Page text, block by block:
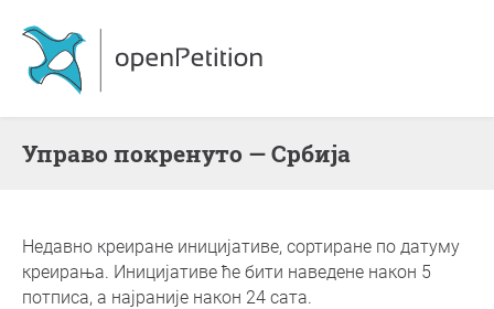
Управо покренуто — Србија
Недавно креиране иницијативе, сортиране по датуму
креирања. Иницијативе ће бити наведене након 5
потписа, а најраније након 24 сата.